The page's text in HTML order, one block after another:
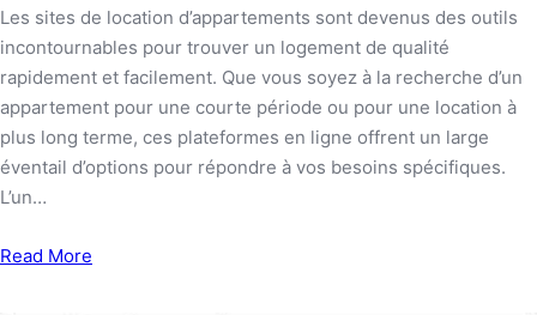
Les sites de location d’appartements sont devenus des outils
incontournables pour trouver un logement de qualité
rapidement et facilement. Que vous soyez à la recherche d’un
appartement pour une courte période ou pour une location à
plus long terme, ces plateformes en ligne offrent un large
éventail d’options pour répondre à vos besoins spécifiques.
L’un…
Read More